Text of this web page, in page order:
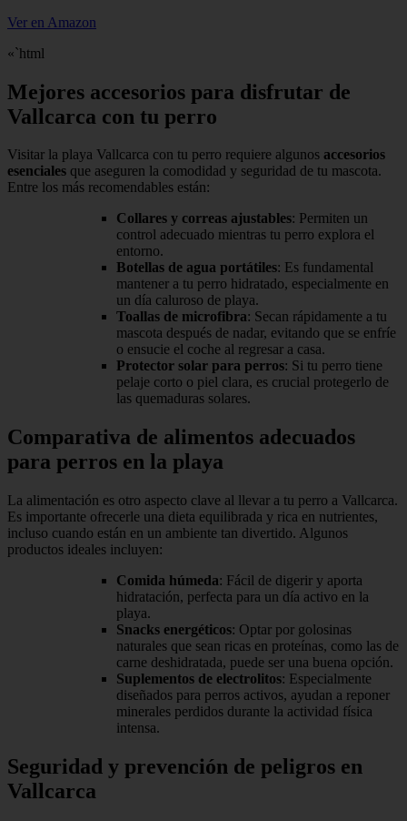
Ver en Amazon
«`html
Mejores accesorios para disfrutar de
Vallcarca con tu perro
Visitar la playa Vallcarca con tu perro requiere algunos accesorios
esenciales que aseguren la comodidad y seguridad de tu mascota.
Entre los más recomendables están:
Collares y correas ajustables: Permiten un
control adecuado mientras tu perro explora el
entorno.
Botellas de agua portátiles: Es fundamental
mantener a tu perro hidratado, especialmente en
un día caluroso de playa.
Toallas de microfibra: Secan rápidamente a tu
mascota después de nadar, evitando que se enfríe
o ensucie el coche al regresar a casa.
Protector solar para perros: Si tu perro tiene
pelaje corto o piel clara, es crucial protegerlo de
las quemaduras solares.
Comparativa de alimentos adecuados
para perros en la playa
La alimentación es otro aspecto clave al llevar a tu perro a Vallcarca.
Es importante ofrecerle una dieta equilibrada y rica en nutrientes,
incluso cuando están en un ambiente tan divertido. Algunos
productos ideales incluyen:
Comida húmeda: Fácil de digerir y aporta
hidratación, perfecta para un día activo en la
playa.
Snacks energéticos: Optar por golosinas
naturales que sean ricas en proteínas, como las de
carne deshidratada, puede ser una buena opción.
Suplementos de electrolitos: Especialmente
diseñados para perros activos, ayudan a reponer
minerales perdidos durante la actividad física
intensa.
Seguridad y prevención de peligros en
Vallcarca